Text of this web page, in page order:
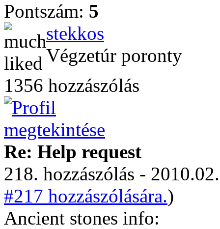
Pontszám: 5
stekkos
Végzetúr poronty
1356 hozzászólás
Re: Help request
218. hozzászólás -
#217 hozzászólására.)
Ancient stones info: